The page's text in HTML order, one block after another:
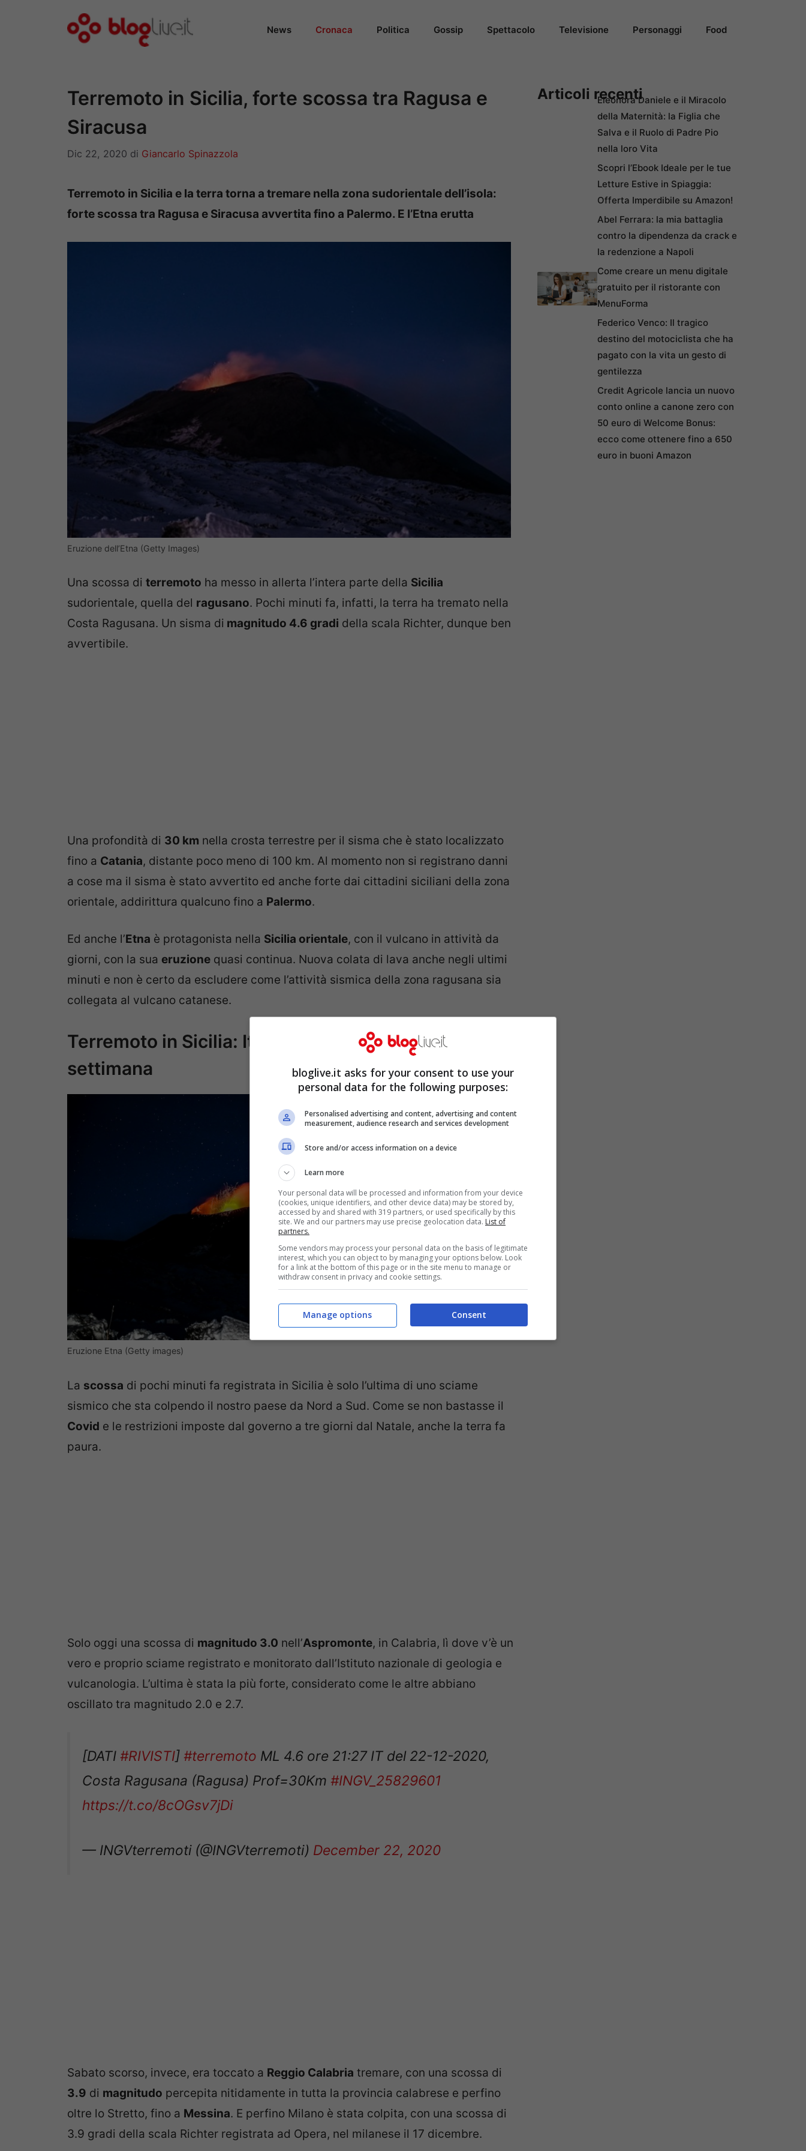
News Cronaca Politica Gossip Spettacolo Televisione Personaggi Food
Terremoto in Sicilia, forte scossa tra Ragusa e
Siracusa
Dic 22, 2020 di Giancarlo Spinazzola
Terremoto in Sicilia e la terra torna a tremare nella zona sudorientale dell’isola:
forte scossa tra Ragusa e Siracusa avvertita fino a Palermo. E l’Etna erutta
Eruzione dell’Etna (Getty Images)
Una scossa di terremoto ha messo in allerta l’intera parte della Sicilia
sudorientale, quella del ragusano. Pochi minuti fa, infatti, la terra ha tremato nella
Costa Ragusana. Un sisma di magnitudo 4.6 gradi della scala Richter, dunque ben
avvertibile.
Una profondità di 30 km nella crosta terrestre per il sisma che è stato localizzato
fino a Catania, distante poco meno di 100 km. Al momento non si registrano danni
a cose ma il sisma è stato avvertito ed anche forte dai cittadini siciliani della zona
orientale, addirittura qualcuno fino a Palermo.
Ed anche l’Etna è protagonista nella Sicilia orientale, con il vulcano in attività da
giorni, con la sua eruzione quasi continua. Nuova colata di lava anche negli ultimi
minuti e non è certo da escludere come l’attività sismica della zona ragusana sia
collegata al vulcano catanese.
Terremoto in Sicilia: Italia sismica nell’ultima
settimana
Eruzione Etna (Getty images)
La scossa di pochi minuti fa registrata in Sicilia è solo l’ultima di uno sciame
sismico che sta colpendo il nostro paese da Nord a Sud. Come se non bastasse il
Covid e le restrizioni imposte dal governo a tre giorni dal Natale, anche la terra fa
paura.
Solo oggi una scossa di magnitudo 3.0 nell’Aspromonte, in Calabria, lì dove v’è un
vero e proprio sciame registrato e monitorato dall’Istituto nazionale di geologia e
vulcanologia. L’ultima è stata la più forte, considerato come le altre abbiano
oscillato tra magnitudo 2.0 e 2.7.
[DATI #RIVISTI] #terremoto ML 4.6 ore 21:27 IT del 22-12-2020,
Costa Ragusana (Ragusa) Prof=30Km #INGV_25829601
https://t.co/8cOGsv7jDi
— INGVterremoti (@INGVterremoti) December 22, 2020
Sabato scorso, invece, era toccato a Reggio Calabria tremare, con una scossa di
3.9 di magnitudo percepita nitidamente in tutta la provincia calabrese e perfino
oltre lo Stretto, fino a Messina. E perfino Milano è stata colpita, con una scossa di
3.9 gradi della scala Richter registrata ad Opera, nel milanese il 17 dicembre.
Articoli recentiEleonora Daniele e il Miracolo
della Maternità: la Figlia che
Salva e il Ruolo di Padre Pio
nella loro Vita
Scopri l’Ebook Ideale per le tue
Letture Estive in Spiaggia:
Offerta Imperdibile su Amazon!
Abel Ferrara: la mia battaglia
contro la dipendenza da crack e
la redenzione a Napoli
Come creare un menu digitale
gratuito per il ristorante con
MenuForma
Federico Venco: Il tragico
destino del motociclista che ha
pagato con la vita un gesto di
gentilezza
Credit Agricole lancia un nuovo
conto online a canone zero con
50 euro di Welcome Bonus:
ecco come ottenere fino a 650
euro in buoni Amazon
bloglive.it asks for your consent to use your
personal data for the following purposes:
Personalised advertising and content, advertising and content
measurement, audience research and services development
Store and/or access information on a device
Learn more
Your personal data will be processed and information from your device
(cookies, unique identifiers, and other device data) may be stored by,
accessed by and shared with 319 partners, or used specifically by this
site. We and our partners may use precise geolocation data. List of
partners.
Some vendors may process your personal data on the basis of legitimate
interest, which you can object to by managing your options below. Look
for a link at the bottom of this page or in the site menu to manage or
withdraw consent in privacy and cookie settings.
Consent
Manage options